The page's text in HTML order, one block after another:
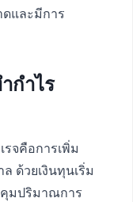
และมีการ
กำไร
รจคือการเพิ่ม
ด้วยเงินทุนเริ่ม
คุมปริมาณการ